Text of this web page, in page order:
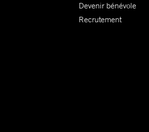
Devenir bénévole
Recrutement